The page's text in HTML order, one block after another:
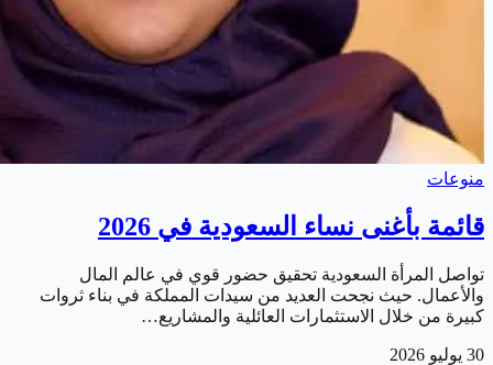
منوعات
قائمة بأغنى نساء السعودية في 2026
تواصل المرأة السعودية تحقيق حضور قوي في عالم المال
والأعمال. حيث نجحت العديد من سيدات المملكة في بناء ثروات
كبيرة من خلال الاستثمارات العائلية والمشاريع…
30 يوليو 2026